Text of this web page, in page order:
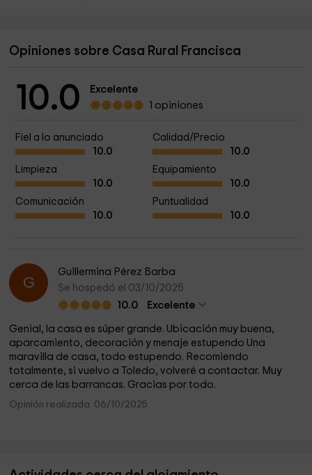
Opiniones sobre Casa Rural Francisca
10.0
Excelente
1 opiniones
Fiel a lo anunciado
10.0
Calidad/Precio
10.0
Limpieza
10.0
Equipamiento
10.0
Comunicación
10.0
Puntualidad
10.0
G
Guillermina Pérez Barba
Se hospedó el 03/10/2025
10.0
Excelente
Genial, la casa es súper grande. Ubicación muy buena,
aparcamiento, decoración y menaje estupendo Una
maravilla de casa, todo estupendo. Recomiendo
totalmente, si vuelvo a Toledo, volveré a contactar. Muy
cerca de las barrancas. Gracias por todo.
Opinión realizada: 06/10/2025